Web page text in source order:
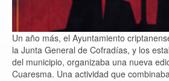
Un año más, el Ayuntamiento
la Junta General de Cofradías, y los
del municipio, organizaba una nueva
Cuaresma. Una actividad que